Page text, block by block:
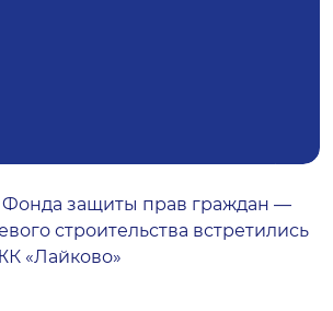
Фонда защиты прав граждан —
строительства встретились
«Лайково»